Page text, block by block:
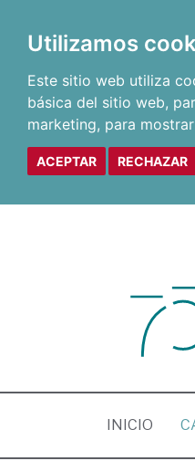
Utilizamos
Este sitio web utiliza
básica del sitio web,
marketing, para
ACEPTAR RECHAZAR
INICIO